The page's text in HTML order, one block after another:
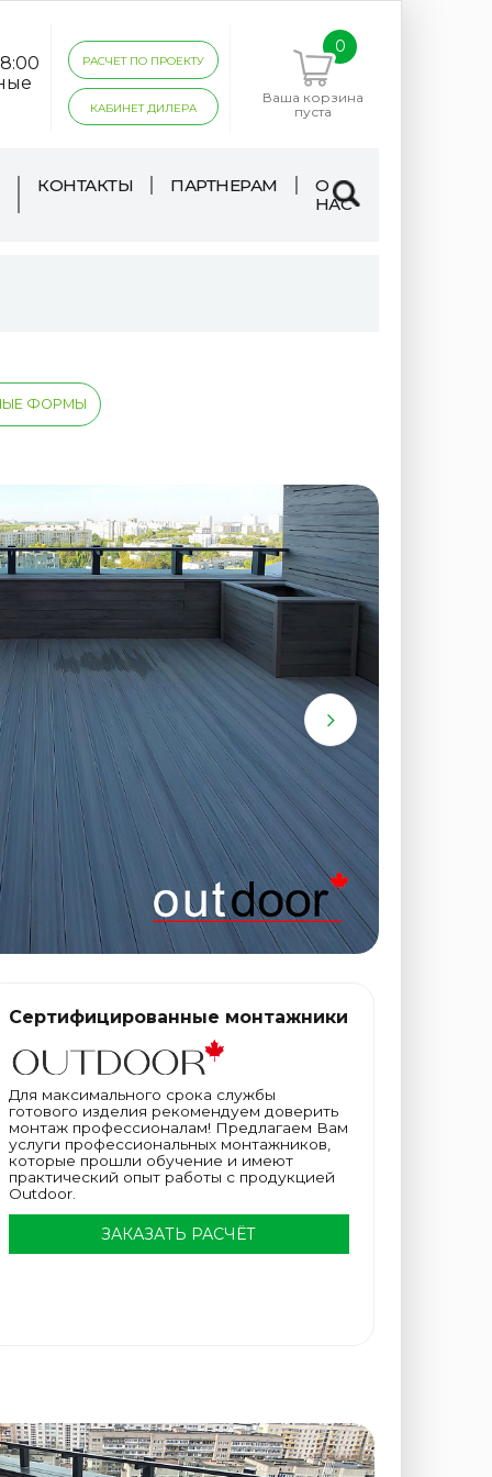
РАСЧЕТ ПО ПРОЕКТУ
КАБИНЕТ ДИЛЕРА
0
Ваша корзина
пуста
КОНТАКТЫ ПАРТНЕРАМ
О
НАС
ФОРМЫ
Сертифицированные монтажники
Для максимального срока службы
готового изделия рекомендуем доверить
монтаж профессионалам! Предлагаем Вам
услуги профессиональных монтажников,
которые прошли обучение и имеют
практический опыт работы с продукцией
Outdoor.
ЗАКАЗАТЬ РАСЧЁТ